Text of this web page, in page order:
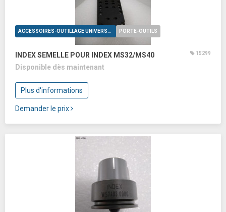
ACCESSOIRES-OUTILLAGE UNIVERSELS PORTE-OUTILS
INDEX SEMELLE POUR INDEX MS32/MS40 15299
Disponible dès maintenant
Plus d'informations
Demander le prix